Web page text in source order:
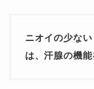
ニオイの少な
は、汗腺の機